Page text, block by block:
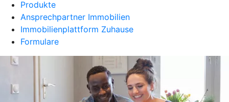
Produkte
Ansprechpartner Immobilien
Immobilienplattform Zuhause
Formulare